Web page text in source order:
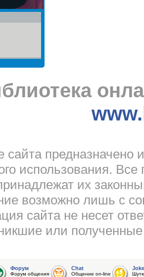
сайта предназначено
использования.
их
возможно лишь с
сайта не несет
или
Форум
Форум общения
Chat
Общение on-line
Joke